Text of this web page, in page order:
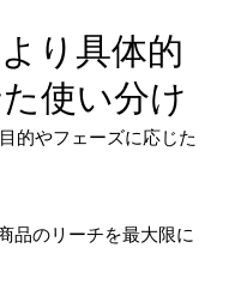
り具体的
使い分け
的やフェーズに応じた
品のリーチを最大限に